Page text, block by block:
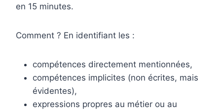
en 15 minutes.
Comment ? En identifiant les :
compétences directement mentionnées,
compétences implicites (non écrites, mais
évidentes),
expressions propres au métier ou au